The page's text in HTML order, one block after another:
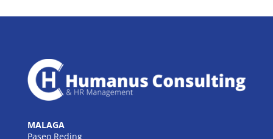
MALAGA
Paseo Reding